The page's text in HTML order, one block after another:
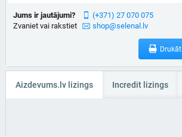
Jums ir jautājumi?
Zvaniet vai rakstiet
(+371) 27 070 075
shop@selenal.lv
Drukāt
Aizdevums.lv lizings Incredit lizings